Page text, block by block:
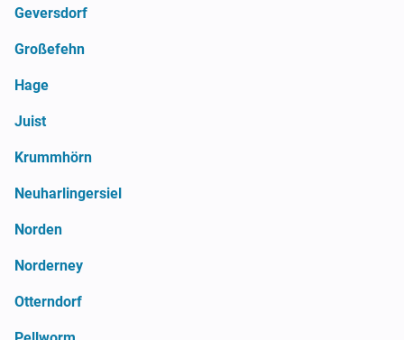
Geversdorf
Großefehn
Hage
Juist
Krummhörn
Neuharlingersiel
Norden
Norderney
Otterndorf